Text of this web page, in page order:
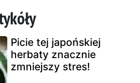
Picie tej japońskiej
herbaty znacznie
zmniejszy stres!